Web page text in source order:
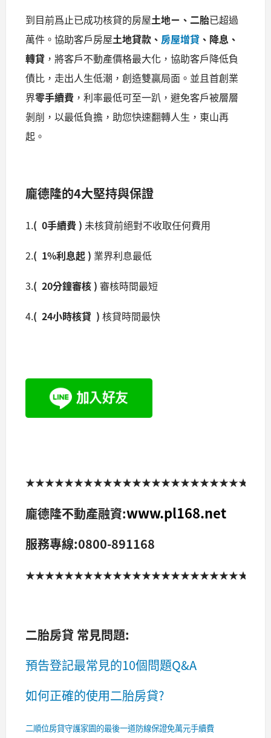
到目前爲止已成功核貸的房屋土地ㄧ、二胎已超過
萬件。協助客戶房屋土地貸款、 房屋增貸 、降息、
轉貸 ，將客戶不動產價格最大化，協助客戶降低負
債比，走出人生低潮，創造雙贏局面。並且首創業
界零手續費 ，利率最低可至一趴，避免客戶被層層
剝削，以最低負擔，助您快速翻轉人生，東山再
起。
龐德隆的4大堅持與保證
1.( 0手續費 ) 未核貸前絕對不收取任何費用
2.( 1%利息起 ) 業界利息最低
3.( 20分鐘審核 ) 審核時間最短
4.( 24小時核貸 ) 核貸時間最快
★★★★★★★★★★★★★★★★★★★★★★★★
龐德隆不動產融資:www.pl168.net
服務專線:0800-891168
★★★★★★★★★★★★★★★★★★★★★★★★
二胎房貸 常見問題:
預告登記最常見的10個問題Q&A
如何正確的使用二胎房貸?
二順位房貸守護家園的最後一道防線保證免萬元手續費